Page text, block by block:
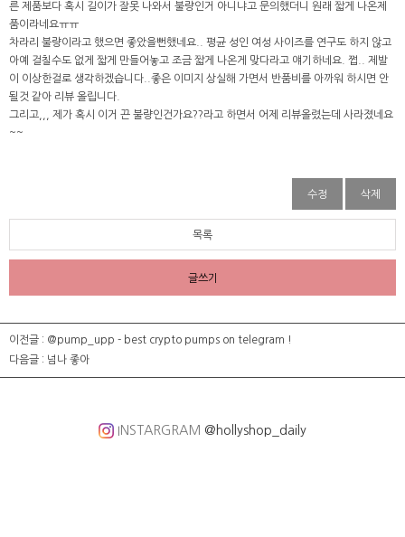
른 제품보다 혹시 길이가 잘못 나와서 불량인거 아니냐고 문의했더니 원래 짧게 나온제
품이라네요ㅠㅠ
차라리 불량이라고 했으면 좋았을뻔했네요.. 평균 성인 여성 사이즈를 연구도 하지 않고
아예 걸칠수도 없게 짧게 만들어놓고 조금 짧게 나온게 맞다라고 얘기하네요. 쩝.. 제발
이 이상한걸로 생각하겠습니다..좋은 이미지 상실해 가면서 반품비를 아까워 하시면 안
될것 같아 리뷰 올립니다.
그리고,,, 제가 혹시 이거 끈 불량인건가요??라고 하면서 어제 리뷰올렸는데 사라졌네요
~~
수정 삭제
목록
글쓰기
이전글 : @pump_upp - best crypto pumps on telegram !
다음글 : 넘나 좋아
INSTARGRAM @hollyshop_daily